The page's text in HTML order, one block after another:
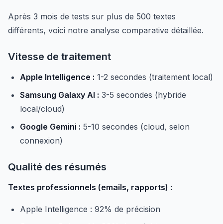
Après 3 mois de tests sur plus de 500 textes
différents, voici notre analyse comparative détaillée.
Vitesse de traitement
Apple Intelligence : 1-2 secondes (traitement local)
Samsung Galaxy AI : 3-5 secondes (hybride
local/cloud)
Google Gemini : 5-10 secondes (cloud, selon
connexion)
Qualité des résumés
Textes professionnels (emails, rapports) :
Apple Intelligence : 92% de précision